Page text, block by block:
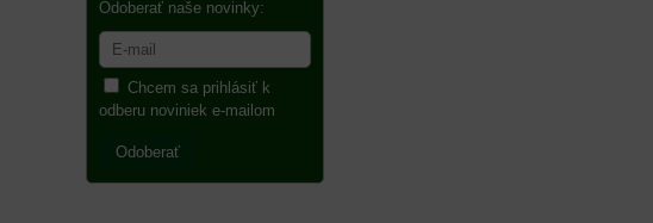
Odoberať naše novinky:
Chcem sa prihlásiť k
odberu noviniek e-mailom
Odoberať